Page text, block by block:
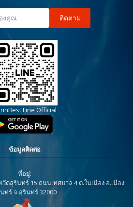
ติดตาม
Line Official
ข้อมูลติดต่อ
ที่อยู่:
สุรินทร์ 15 ถนนเทศบาล 4 ต.ในเมือง อ.เมือง
ทร์ จ.สุรินทร์ 32000